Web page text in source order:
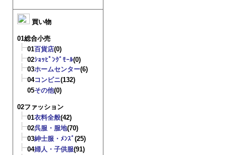
買い物
01総合小売
01百貨店(0)
02ｼｮｯﾋﾟﾝｸﾞﾓｰﾙ(0)
03ホームセンター(6)
04コンビニ(132)
05その他(0)
02ファッション
01衣料全般(42)
02呉服・服地(70)
03紳士服・ﾒﾝｽﾞ(25)
04婦人・子供服(91)